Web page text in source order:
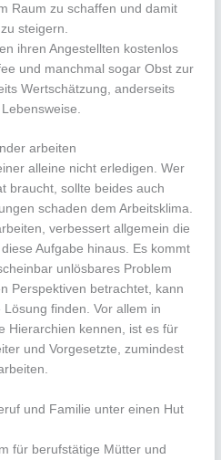
Raum zu schaffen und damit
steigern.
ihren Angestellten kostenlos
und manchmal sogar Obst zur
Wertschätzung, anderseits
arbeiten
alleine nicht erledigen. Wer
braucht, sollte beides auch
schaden dem Arbeitsklima.
verbessert allgemein die
Aufgabe hinaus. Es kommt
unlösbares Problem
Perspektiven betrachtet, kann
finden. Vor allem in
Hierarchien kennen, ist es für
und Vorgesetzte, zumindest
und Familie unter einen Hut
für berufstätige Mütter und